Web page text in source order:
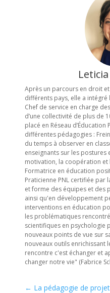
Après un parcours en droit
différents pays, elle a
Chef de service en charge
d’une collectivité de plus de
placé en Réseau
différentes pédagogies :
du temps à observer en
enseignants sur les postures
motivation, la coopération et
Formatrice en éducation
Praticienne PNL certifiée par
et forme des équipes et des
ainsi qu'en développement
interventions en éducation
les problématiques
scientifiques en psychologie
nouveaux points de vue sur
nouveaux outils enrichissant
rencontre c'est échanger et
changer notre vie" (Fabrice
← La pédagogie de